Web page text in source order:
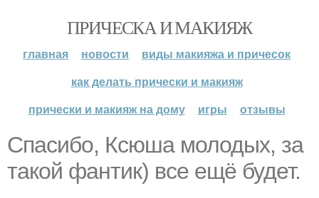
ПРИЧЕСКА И МАКИЯЖ
главная новости
виды макияжа и причесок
как делать прически и макияж
прически и макияж на дому
игры отзывы
Спасибо, Ксюша молодых, за
такой фантик) все ещё будет.